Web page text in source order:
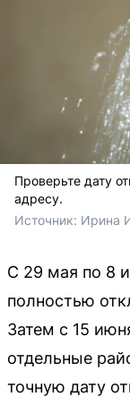
Проверьте дату
адресу.
Источник: Ирина
С 29 мая по 8
полностью
Затем с 15
отдельные
точную дату